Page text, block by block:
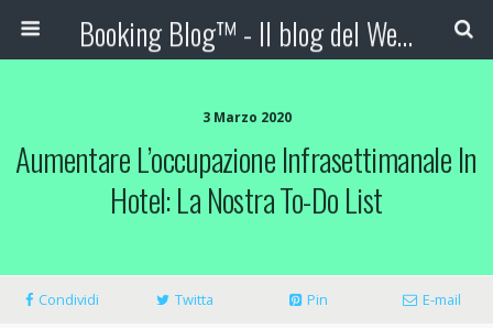
Booking Blog™ - Il blog del Web Marketing Turistico
3 Marzo 2020
Aumentare L’occupazione Infrasettimanale In
Hotel: La Nostra To-Do List
Condividi Twitta Pin E-mail